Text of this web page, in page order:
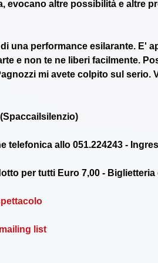
evocano altre possibilità e altre
una performance esilarante. E'
e non te ne liberi facilmente.
mi avete colpito sul serio.
telefonica allo 051.224243 -
per tutti Euro 7,00 -
list